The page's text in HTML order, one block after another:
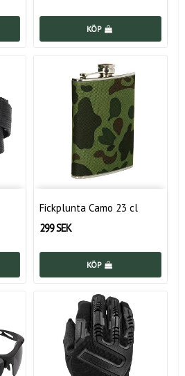
KÖP
Fickplunta Camo 23 cl
299 SEK
KÖP